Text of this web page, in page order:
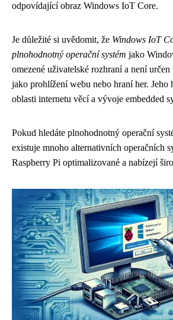
odpovídající obraz Windows IoT Core.
Je důležité si uvědomit, že Windows IoT
plnohodnotný operační systém jako
omezené uživatelské rozhraní a není
jako prohlížení webu nebo hraní her.
oblasti internetu věcí a vývoje embedded
Pokud hledáte plnohodnotný operační
existuje mnoho alternativních operačních
Raspberry Pi optimalizované a nabízejí